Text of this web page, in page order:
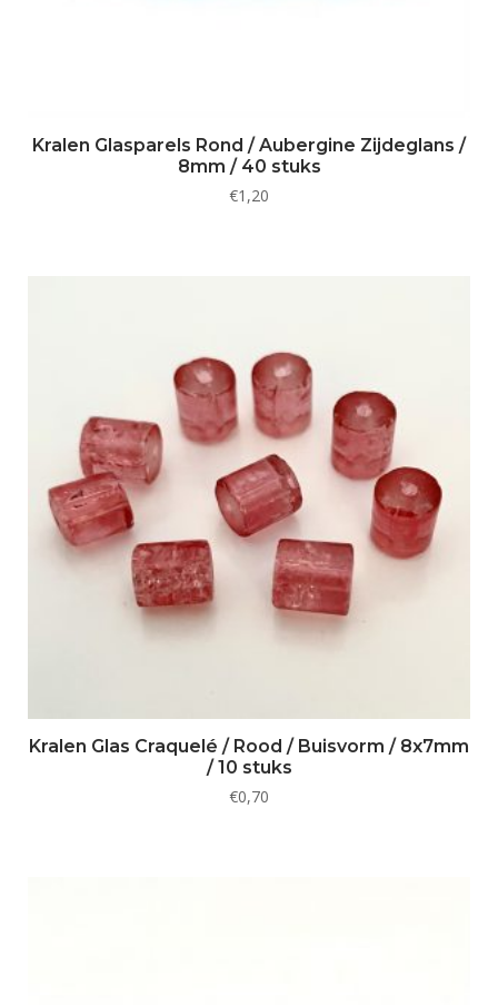
Kralen Glasparels Rond / Aubergine Zijdeglans /
8mm / 40 stuks
€1,20
Kralen Glas Craquelé / Rood / Buisvorm / 8x7mm
/ 10 stuks
€0,70